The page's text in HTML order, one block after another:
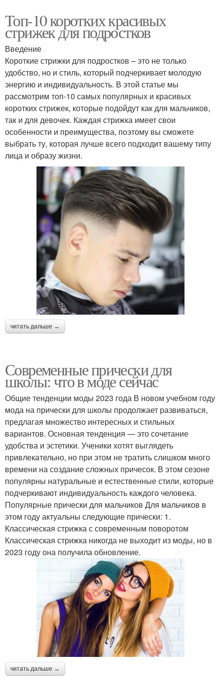
Топ-10 коротких красивых
стрижек для подростков
Введение
Короткие стрижки для подростков – это не только
удобство, но и стиль, который подчеркивает молодую
энергию и индивидуальность. В этой статье мы
рассмотрим топ-10 самых популярных и красивых
коротких стрижек, которые подойдут как для мальчиков,
так и для девочек. Каждая стрижка имеет свои
особенности и преимущества, поэтому вы сможете
выбрать ту, которая лучше всего подходит вашему типу
лица и образу жизни.
читать дальше →
Современные прически для
школы: что в моде сейчас
Общие тенденции моды 2023 года В новом учебном году
мода на прически для школы продолжает развиваться,
предлагая множество интересных и стильных
вариантов. Основная тенденция — это сочетание
удобства и эстетики. Ученики хотят выглядеть
привлекательно, но при этом не тратить слишком много
времени на создание сложных причесок. В этом сезоне
популярны натуральные и естественные стили, которые
подчеркивают индивидуальность каждого человека.
Популярные прически для мальчиков Для мальчиков в
этом году актуальны следующие прически: 1.
Классическая стрижка с современным поворотом
Классическая стрижка никогда не выходит из моды, но в
2023 году она получила обновление.
читать дальше →